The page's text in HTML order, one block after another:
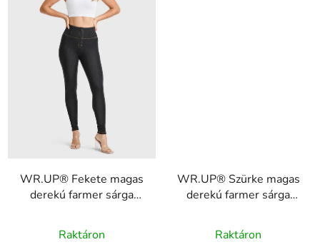
WR.UP® Fekete magas
derekú farmer sárga
WRUP1HC002ORG,
J7Y
Raktáron
WR.UP® Szürke magas
derekú farmer sárga
WRUP1HC002ORG,
J3Ytermék
Raktáron